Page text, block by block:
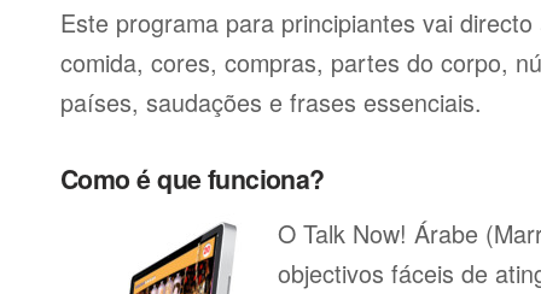
Este programa para principiantes vai
comida, cores, compras, partes do corpo,
países, saudações e frases essenciais.
Como é que funciona?
O Talk Now! Árabe
objectivos fáceis de